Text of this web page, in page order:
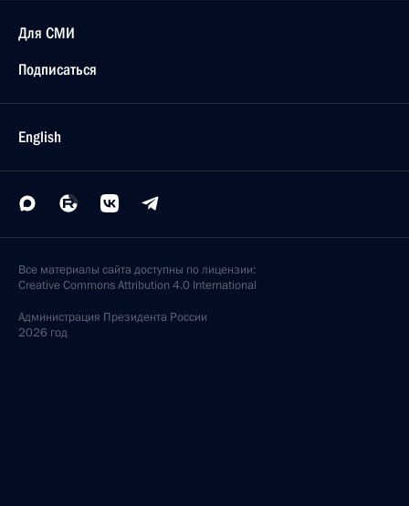
Для СМИ
Подписаться
English
Все материалы сайта доступны по лицензии:
Creative Commons Attribution 4.0 International
Администрация Президента России
2026 год